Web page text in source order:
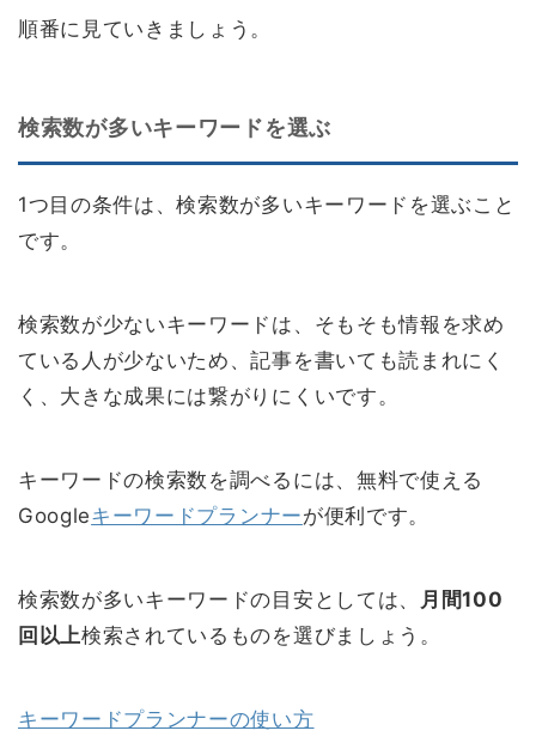
順番に見ていきましょう。
検索数が多いキーワードを選ぶ
1つ目の条件は、検索数が多いキーワードを選ぶこと
です。
検索数が少ないキーワードは、そもそも情報を求め
ている人が少ないため、記事を書いても読まれにく
く、大きな成果には繋がりにくいです。
キーワードの検索数を調べるには、無料で使える
Googleキーワードプランナーが便利です。
検索数が多いキーワードの目安としては、
月間100
回以上検索されているものを選びましょう。
キーワードプランナーの使い方